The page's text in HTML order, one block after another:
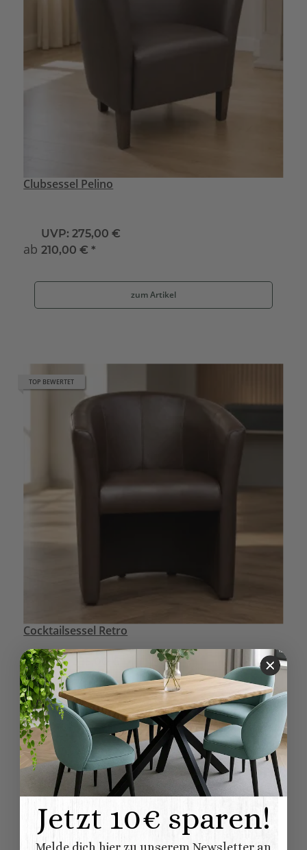
Clubsessel Pelino
ab
UVP: 275,00 €
210,00 €*
zum Artikel
TOP BEWERTET
Cocktailsessel Retro
ab
UVP:
219,00 €
zum Artikel
Jetzt 10€ sparen!
Melde dich hier zu unserem Newsletter an